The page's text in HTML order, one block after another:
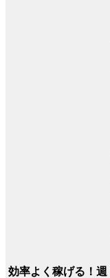
効率よく稼げる！週